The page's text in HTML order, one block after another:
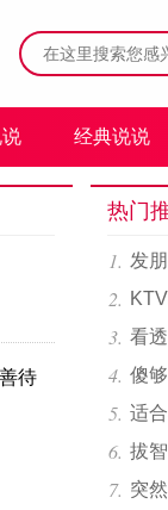
经典说说
待
热门
发
看
傻
适
拔
突